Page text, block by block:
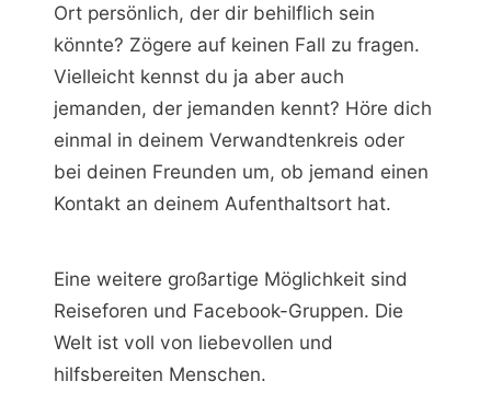
Ort persönlich, der dir behilflich sein
könnte? Zögere auf keinen Fall zu fragen.
Vielleicht kennst du ja aber auch
jemanden, der jemanden kennt? Höre dich
einmal in deinem Verwandtenkreis oder
bei deinen Freunden um, ob jemand einen
Kontakt an deinem Aufenthaltsort hat.
Eine weitere großartige Möglichkeit sind
Reiseforen und Facebook-Gruppen. Die
Welt ist voll von liebevollen und
hilfsbereiten Menschen.